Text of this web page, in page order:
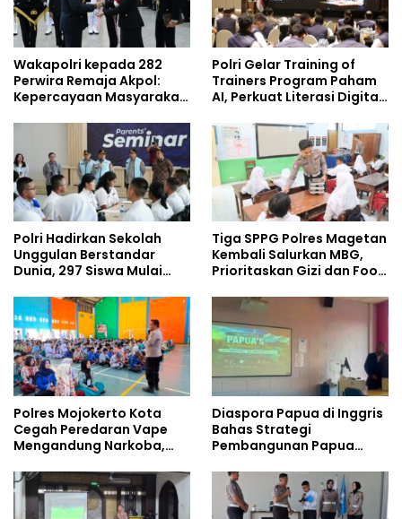
Wakapolri kepada 282
Perwira Remaja Akpol:
Kepercayaan Masyarakat
Polri Gelar Training of
Trainers Program Paham
AI, Perkuat Literasi Digital
Polri Hadirkan Sekolah
Unggulan Berstandar
Dunia, 297 Siswa Mulai
Tiga SPPG Polres Magetan
Kembali Salurkan MBG,
Prioritaskan Gizi dan Food
Polres Mojokerto Kota
Cegah Peredaran Vape
Mengandung Narkoba,
Kalangan Remaja
Diaspora Papua di Inggris
Bahas Strategi
Pembangunan Papua
Doktoral Internasional